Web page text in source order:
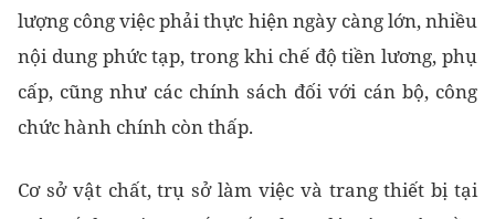
lượng công việc phải thực hiện ngày càng lớn, nhiều
nội dung phức tạp, trong khi chế độ tiền lương, phụ
cấp, cũng như các chính sách đối với cán bộ, công
chức hành chính còn thấp.
Cơ sở vật chất, trụ sở làm việc và trang thiết bị tại